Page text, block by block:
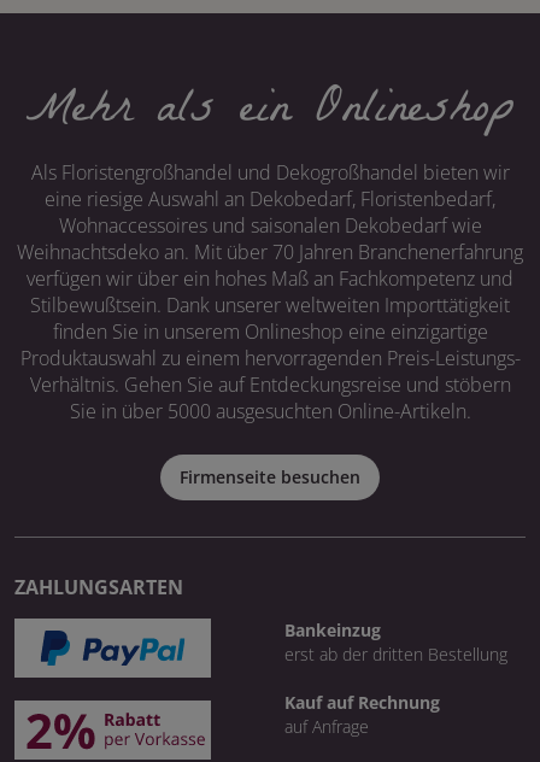
Mehr als ein Onlineshop
Als Floristengroßhandel und Dekogroßhandel bieten wir
eine riesige Auswahl an Dekobedarf, Floristenbedarf,
Wohnaccessoires und saisonalen Dekobedarf wie
Weihnachtsdeko an. Mit über 70 Jahren Branchenerfahrung
verfügen wir über ein hohes Maß an Fachkompetenz und
Stilbewußtsein. Dank unserer weltweiten Importtätigkeit
finden Sie in unserem Onlineshop eine einzigartige
Produktauswahl zu einem hervorragenden Preis-Leistungs-
Verhältnis. Gehen Sie auf Entdeckungsreise und stöbern
Sie in über 5000 ausgesuchten Online-Artikeln.
Firmenseite besuchen
ZAHLUNGSARTEN
Bankeinzug
erst ab der dritten Bestellung
Kauf auf Rechnung
auf Anfrage